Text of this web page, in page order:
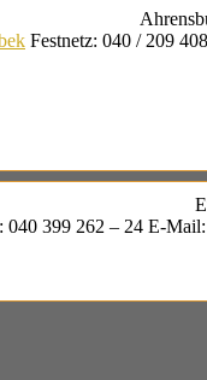
Festnetz: 040 / 209
: 040 399 262 – 24 E-Mail: